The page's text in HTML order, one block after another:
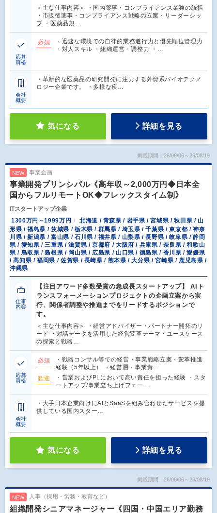
＜主な仕事内容＞ ・国内薬事・コンプライアンス業務の統括
・市販後薬事・コンプライアンス戦略の立案・リーダーシッ
プ ・医薬品規…
応募
資格
必須
・迅速な環境での自律的業務遂行力と優先順位管理力
・対人スキル ・組織運営・調整力 ・…
会社
概要
・革新的な医薬品の研究開発に注力する外資系バイオテクノ
ロジー企業です。 ・多様な疾…
気になる 詳細を見る
掲載期間：26/08/06～26/08/19
NEW 事業企画
事業開発プリンシパル《高年収～2,000万円◆日本全
国からフルリモートOK◆フレックスタイム制》
ITスタートアップ企業
1300万円～1999万円
北海道 / 青森県 / 岩手県 / 宮城県 / 秋田県 / 山
形県 / 福島県 / 茨城県 / 栃木県 / 群馬県 / 埼玉県 / 千葉県 / 東京都 / 神奈
川県 / 新潟県 / 富山県 / 石川県 / 福井県 / 山梨県 / 長野県 / 岐阜県 / 静岡
県 / 愛知県 / 三重県 / 滋賀県 / 京都府 / 大阪府 / 兵庫県 / 奈良県 / 和歌山
県 / 鳥取県 / 島根県 / 岡山県 / 広島県 / 山口県 / 徳島県 / 香川県 / 愛媛県
/ 高知県 / 福岡県 / 佐賀県 / 長崎県 / 熊本県 / 大分県 / 宮崎県 / 鹿児島県 /
沖縄県
仕事
内容
【注目アワード多数受賞の急成長スタートアップ】 AIト
ランスフォーメーションプロジェクトの企画立案から実
行、関係者調整や推進までをリードするポジションで
す。
＜主な仕事内容＞ ・経営アドバイザー・パートナー開拓のリ
ード ・対話データを活用した経営変革テーマ・ユースケース
の探索と戦略…
応募
資格
必須
・戦略コンサル等での経営・事業戦略立案・変革推進
経験（5年以上） ・経営層・事業責…
歓迎
・営業およびPLにおいて高い責任を担った経験 ・スタ
ートアップ/事業立ち上げフェー…
会社
概要
・大手日本企業向けにAIとSaaSを組み合わせたサービスを提
供している国内スター…
気になる 詳細を見る
掲載期間：26/08/06～26/08/19
NEW 人事（採用・労務・教育など）
組織開発シニアマネージャー《四国・中国エリア勤務